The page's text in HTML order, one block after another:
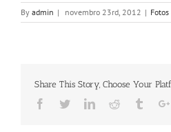
By admin | novembro 23rd, 2012 | Fotos
Share This Story, Choose Your
Facebook
TwitterLinkedinReddit Tumblr